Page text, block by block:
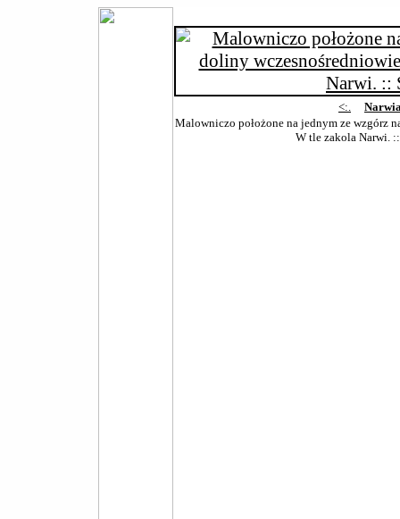
<:.
Malowniczo położone na jednym ze wzgórz
W tle zakola Narwi.